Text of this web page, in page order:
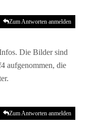
um 4:59 p.m. Uhr
Die Bilder sind
aufgenommen, die
Zum Antworten anmelden
um 10:45 a.m. Uhr
Zum Antworten anmelden